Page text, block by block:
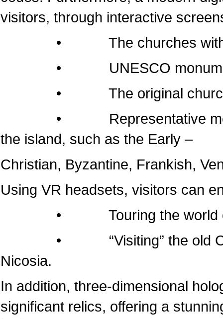
visitors, through interactive
• The churches within
• UNESCO
• The original churches
• Representative
the island, such as the Early –
Christian, Byzantine, Frankish,
Using VR headsets, visitors can
• Touring the world of
• “Visiting” the old
Nicosia.
In addition, three-dimensional
significant relics, offering a